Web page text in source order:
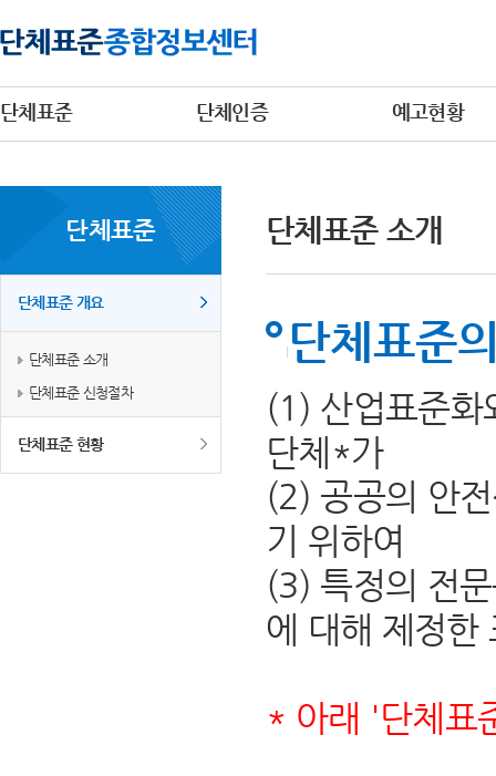
단체표준 단체인증 예고현황
단체표준
단체표준 개요
단체표준 소개
단체표준 신청절차
단체표준 현황
단체표준 소개
단체표준
(1) 산업표준화
단체*가
(2) 공공의 안
기 위하여
(3) 특정의 전문
에 대해 제정한
* 아래 '단체표